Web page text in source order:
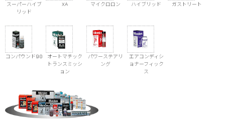
スーパーハイブ
リッド
XA マイクロロン ハイブリッド ガストリート
コンパウンド90
オートマチック
トランスミッシ
ョン
パワーステアリ
ング
エアコンディシ
ョナーフィック
ス